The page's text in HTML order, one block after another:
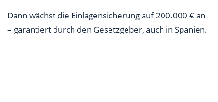
Dann wächst die Einlagensicherung auf 200.000 € an
– garantiert durch den Gesetzgeber, auch in Spanien.